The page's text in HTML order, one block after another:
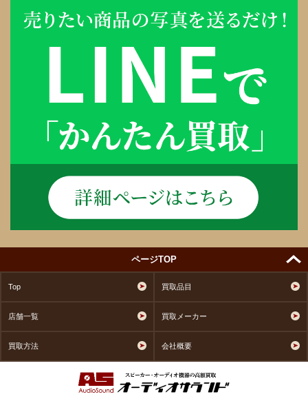
ページTOP
Top 買取品目
店舗一覧 買取メーカー
買取方法 会社概要